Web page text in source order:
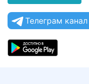
Телеграм канал